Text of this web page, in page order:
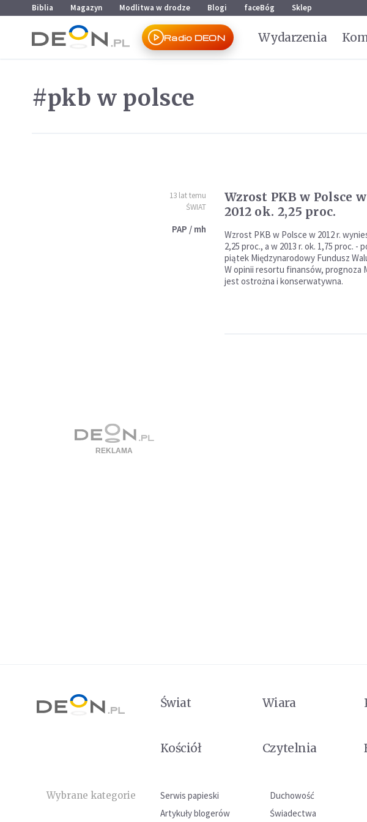
Przejdź do menu głównego
Przejdź do treści
Biblia Magazyn Modlitwa w drodze Blogi faceBóg Sklep
Radio DEON Wydarzenia
#pkb w polsce
13 lat temu
ŚWIAT
PAP / mh
Wzrost PKB w Polsce w
2012 ok. 2,25 proc.
Wzrost PKB w Polsce w 2012 r.
2,25 proc., a w 2013 r. ok. 1,75 proc. -
piątek Międzynarodowy Fundusz
W opinii resortu finansów, prognoza
jest ostrożna i konserwatywna.
Świat Wiara
Kościół
Czytelnia
Wybrane kategorie Serwis papieski Duchowość
Artykuły blogerów
Świadectwa